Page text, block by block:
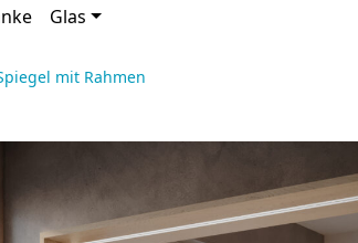
Glas
mit Rahmen
aus Holz und Beleuchtung – Lenora oben